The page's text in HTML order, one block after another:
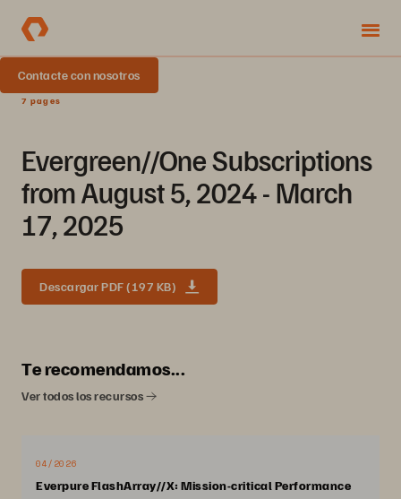
Contacte con nosotros
7 pages
Evergreen//One Subscriptions
from August 5, 2024 - March
17, 2025
Descargar PDF (197 KB)
Te recomendamos...
Ver todos los recursos
04/2026
Everpure FlashArray//X: Mission-critical Performance